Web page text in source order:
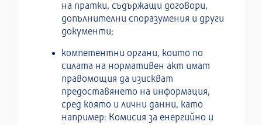
на пратки, съдържащи договори,
допълнителни споразумения и други
документи;
компетентни органи, които по
силата на нормативен акт имат
правомощия да изискват
предоставянето на информация,
сред която и лични данни, като
например: Комисия за енергийно и